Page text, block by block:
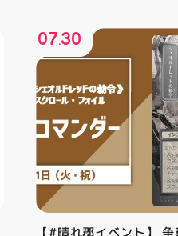
07.30
【#晴れ郡イベント】